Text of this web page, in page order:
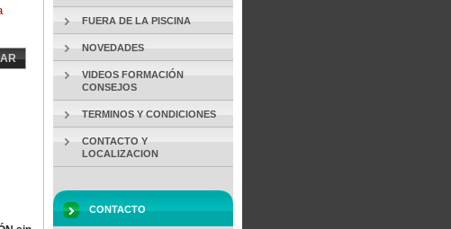
FUERA DE LA PISCINA
NOVEDADES
VIDEOS FORMACIÓN
CONSEJOS
TERMINOS Y CONDICIONES
CONTACTO Y
LOCALIZACION
CONTACTO